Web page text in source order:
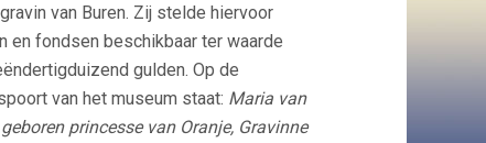
van Buren. Zij stelde hiervoor
en fondsen beschikbaar ter waarde
gulden. Op de
van het museum staat: Maria van
princesse van Oranje, Gravinne